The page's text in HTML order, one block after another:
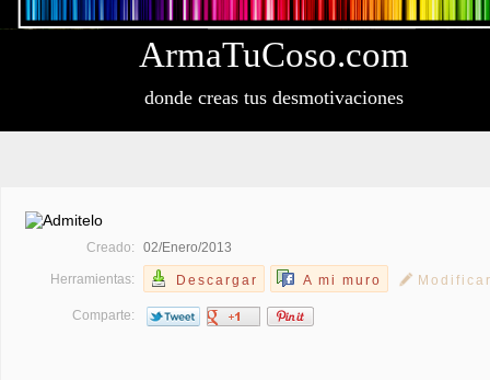
ArmaTuCoso.com
donde creas tus desmotivaciones
Creado: 02/Enero/2013
Herramientas: Descargar A mi muro
Comparte: